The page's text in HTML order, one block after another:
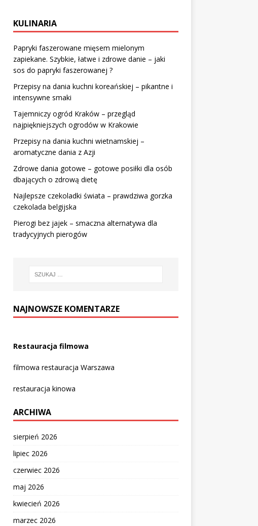
KULINARIA
Papryki faszerowane mięsem mielonym
zapiekane. Szybkie, łatwe i zdrowe danie – jaki
sos do papryki faszerowanej ?
Przepisy na dania kuchni koreańskiej – pikantne i
intensywne smaki
Tajemniczy ogród Kraków – przegląd
najpiękniejszych ogrodów w Krakowie
Przepisy na dania kuchni wietnamskiej –
aromatyczne dania z Azji
Zdrowe dania gotowe – gotowe posiłki dla osób
dbających o zdrową dietę
Najlepsze czekoladki świata – prawdziwa gorzka
czekolada belgijska
Pierogi bez jajek – smaczna alternatywa dla
tradycyjnych pierogów
NAJNOWSZE KOMENTARZE
Restauracja filmowa
filmowa restauracja Warszawa
restauracja kinowa
ARCHIWA
sierpień 2026
lipiec 2026
czerwiec 2026
maj 2026
kwiecień 2026
marzec 2026